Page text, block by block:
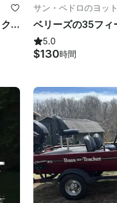
コーダレーンのキャプテンを務めたレイククルーズとバーベキュー（22フィートのサウスベイポンツーン付き）
サン・ペドロのヨット
5.0
$130時間